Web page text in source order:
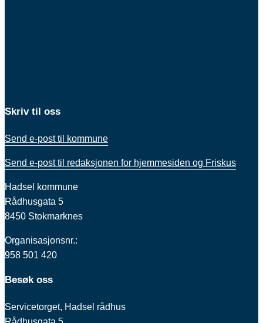
Skriv til oss
Send e-post til kommune
Send e-post til redaksjonen for hjemmesiden og Friskus
Hadsel kommune
Rådhusgata 5
8450 Stokmarknes
Organisasjonsnr.:
958 501 420
Besøk oss
Servicetorget, Hadsel rådhus